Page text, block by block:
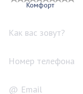
Комфорт